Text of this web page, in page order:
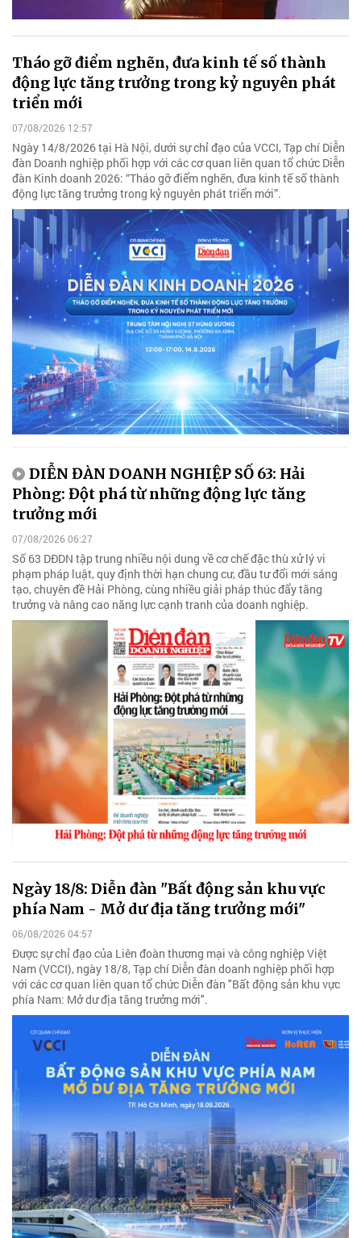
Tháo gỡ điểm nghẽn, đưa kinh tế số thành
động lực tăng trưởng trong kỷ nguyên phát
triển mới
07/08/2026 12:57
Ngày 14/8/2026 tại Hà Nội, dưới sự chỉ đạo của VCCI, Tạp chí Diễn
đàn Doanh nghiệp phối hợp với các cơ quan liên quan tổ chức Diễn
đàn Kinh doanh 2026: “Tháo gỡ điểm nghẽn, đưa kinh tế số thành
động lực tăng trưởng trong kỷ nguyên phát triển mới”.
DIỄN ĐÀN DOANH NGHIỆP SỐ 63: Hải
Phòng: Đột phá từ những động lực tăng
trưởng mới
07/08/2026 06:27
Số 63 DĐDN tập trung nhiều nội dung về cơ chế đặc thù xử lý vi
phạm pháp luật, quy định thời hạn chung cư, đầu tư đổi mới sáng
tạo, chuyên đề Hải Phòng, cùng nhiều giải pháp thúc đẩy tăng
trưởng và nâng cao năng lực cạnh tranh của doanh nghiệp.
Ngày 18/8: Diễn đàn "Bất động sản khu vực
phía Nam - Mở dư địa tăng trưởng mới"
06/08/2026 04:57
Được sự chỉ đạo của Liên đoàn thương mại và công nghiệp Việt
Nam (VCCI), ngày 18/8, Tạp chí Diễn đàn doanh nghiệp phối hợp
với các cơ quan liên quan tổ chức Diễn đàn "Bất động sản khu vực
phía Nam: Mở dư địa tăng trưởng mới".